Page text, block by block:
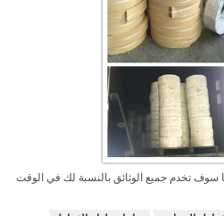
سوف تخدم جميع الوثائق بالنسبة لك في الوقت